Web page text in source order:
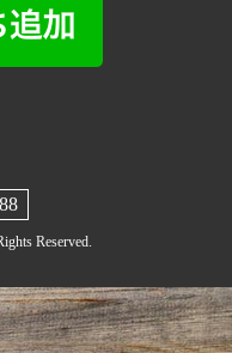
Reserved.